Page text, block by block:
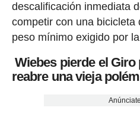
descalificación inmediata
competir con una bicicleta
peso mínimo exigido por
Wiebes pierde el
reabre una vieja